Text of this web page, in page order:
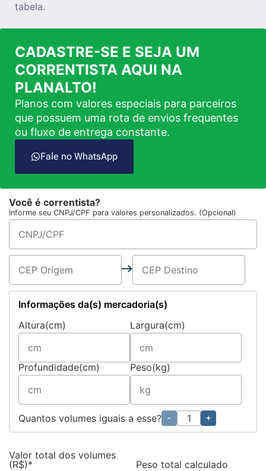
tabela.
CADASTRE-SE E SEJA UM
CORRENTISTA AQUI NA
PLANALTO!
Planos com valores especiais para parceiros
que possuem uma rota de envios frequentes
ou fluxo de entrega constante.
Fale no WhatsApp
Você é correntista?
Informe seu CNPJ/CPF para valores personalizados. (Opcional)
Informações da(s) mercadoria(s)
Altura(cm)
Largura(cm)
Profundidade(cm) Peso(kg)
Quantos volumes iguais a esse? - +
Valor total dos volumes
(R$)*
Peso total calculado